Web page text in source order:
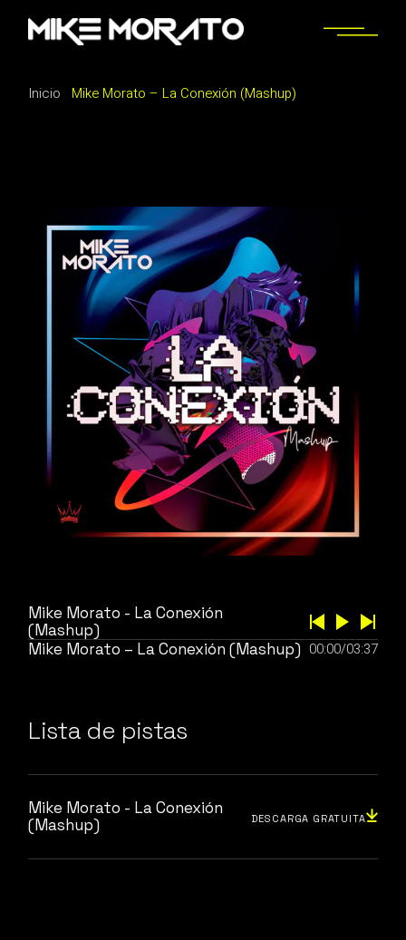
contenido
Inicio Mike Morato – La Conexión (Mashup)
Mike Morato - La Conexión
(Mashup)
Mike Morato – La Conexión (Mashup) 00:00/03:37
Lista de pistas
Mike Morato - La Conexión
(Mashup)
DESCARGA GRATUITA